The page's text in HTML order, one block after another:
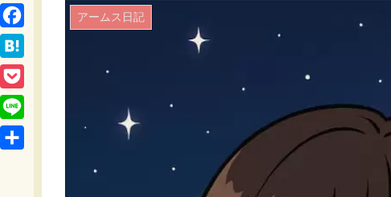
アームス日記
X
F
a
c
e
b
H
a
t
e
P
o
c
L